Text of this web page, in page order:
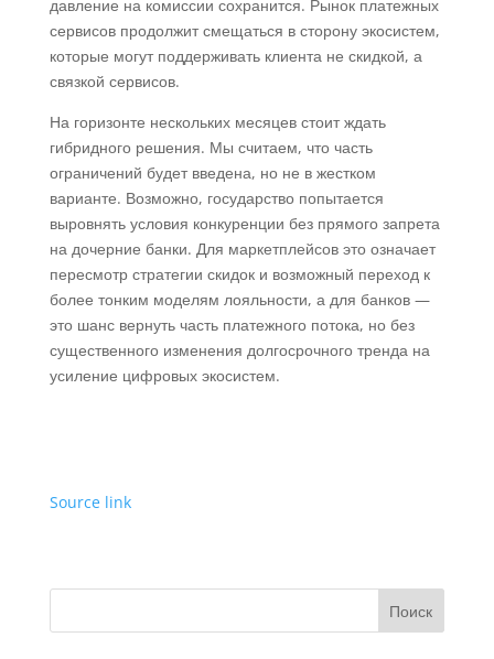
давление на комиссии сохранится. Рынок платежных
сервисов продолжит смещаться в сторону экосистем,
которые могут поддерживать клиента не скидкой, а
связкой сервисов.
На горизонте нескольких месяцев стоит ждать
гибридного решения. Мы считаем, что часть
ограничений будет введена, но не в жестком
варианте. Возможно, государство попытается
выровнять условия конкуренции без прямого запрета
на дочерние банки. Для маркетплейсов это означает
пересмотр стратегии скидок и возможный переход к
более тонким моделям лояльности, а для банков —
это шанс вернуть часть платежного потока, но без
существенного изменения долгосрочного тренда на
усиление цифровых экосистем.
Source link
Поиск